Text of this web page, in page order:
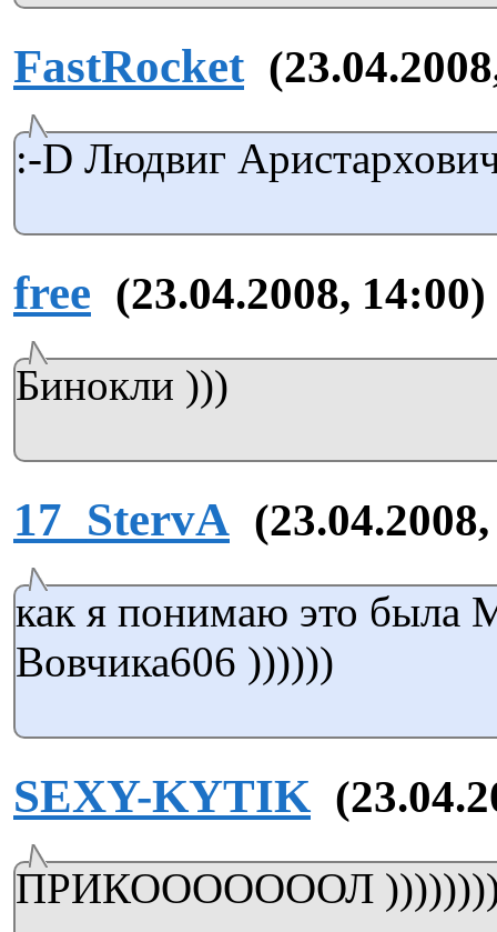
FastRocket
:-D Людвиг
free (23.04.2008, 14:00)
Бинокли )))
17_StervA
как я понимаю это была
Вовчика606 ))))))
SEXY-KYTIK
ПРИКОООООООЛ